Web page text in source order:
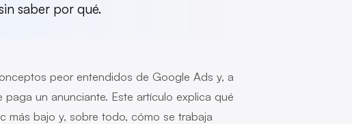
saber por qué.
peor entendidos de Google Ads y, a
un anunciante. Este artículo explica qué
más bajo y, sobre todo, cómo se trabaja